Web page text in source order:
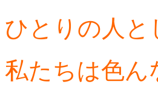
ひとりの人
私たちは色ん